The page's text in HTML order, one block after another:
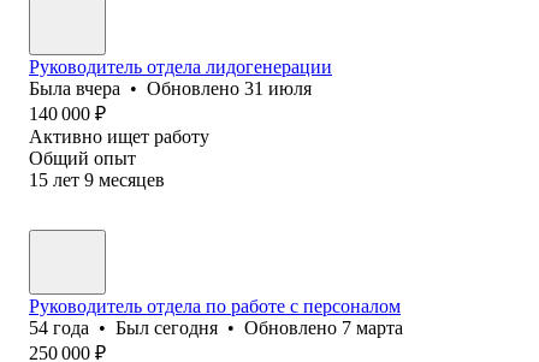
Руководитель отдела лидогенерации
Была вчера • Обновлено 31 июля
140 000 ₽
Активно ищет работу
Общий опыт
15 лет 9 месяцев
Руководитель отдела по работе с персоналом
54 года • Был сегодня • Обновлено 7 марта
250 000 ₽